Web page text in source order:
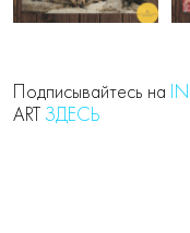
Подписывайтесь на
ART ЗДЕСЬ